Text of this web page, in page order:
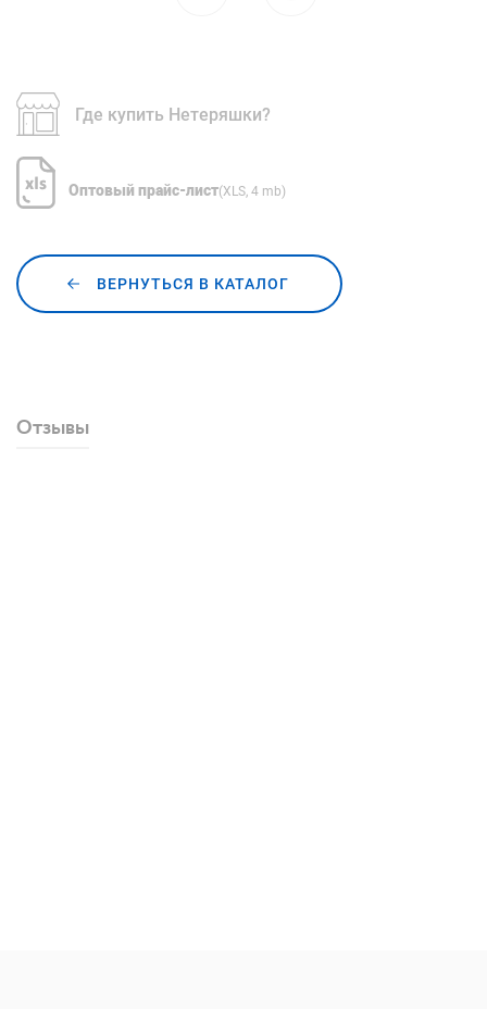
Где купить Нетеряшки?
Оптовый прайс-лист(XLS, 4 mb)
ВЕРНУТЬСЯ В КАТАЛОГ
Отзывы